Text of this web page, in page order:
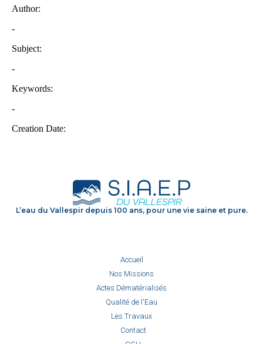
L’eau du Vallespir depuis 100 ans, pour une vie saine et pure.
Accueil
Nos Missions
Actes Dématérialisés
Qualité de l'Eau
Les Travaux
Contact